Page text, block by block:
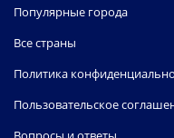
Популярные города
Все страны
Политика
Пользовательское